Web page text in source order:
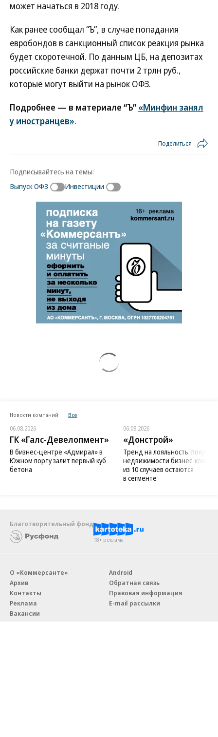
может начаться в 2018 году.
Как ранее сообщал “Ъ”, в случае попадания
евробондов в санкционный список реакция рынка
будет скоротечной. По данным ЦБ, на депозитах
российские банки держат почти 2 трлн руб.,
которые могут выйти на рынок ОФЗ.
Подробнее — в материале “Ъ” «Минфин занял
у иностранцев».
Поделиться
Подписывайтесь на темы:
Выпуск ОФЗ
Инвестиции
Новости компаний Все
06.08.2026
ГК «Галс-Девелопмент»
В бизнес-центре «Адмирал» в
Южном порту залит первый куб
бетона
06.08.2026
«Донстрой»
Тренд на лояльность:
недвижимости бизнес-класса
из 10 случаев остаются
в сегменте
Благотворительный фонд
18+ реклама
О «Коммерсанте»
Архив
Контакты
Реклама
Вакансии
Android
Обратная связь
Правовая информация
E-mail рассылки